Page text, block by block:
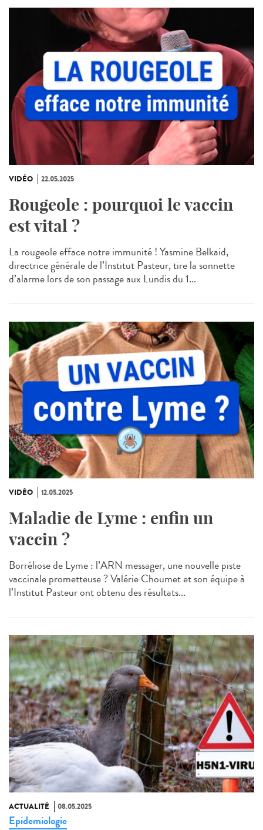
VIDÉO 22.05.2025
Rougeole : pourquoi le vaccin
est vital ?
La rougeole efface notre immunité ! Yasmine Belkaid,
directrice générale de l’Institut Pasteur, tire la sonnette
d’alarme lors de son passage aux Lundis du 1...
VIDÉO 12.05.2025
Maladie de Lyme : enfin un
vaccin ?
Borréliose de Lyme : l’ARN messager, une nouvelle piste
vaccinale prometteuse ? Valérie Choumet et son équipe à
l’Institut Pasteur ont obtenu des résultats...
ACTUALITÉ 08.05.2025
Epidemiologie